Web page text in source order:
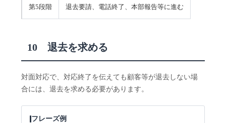
第5段階 退去要請、電話終了、本部報告等に進む
10 退去を求める
対面対応で、対応終了を伝えても顧客等が退去しない場
合には、退去を求める必要があります。
フレーズ例